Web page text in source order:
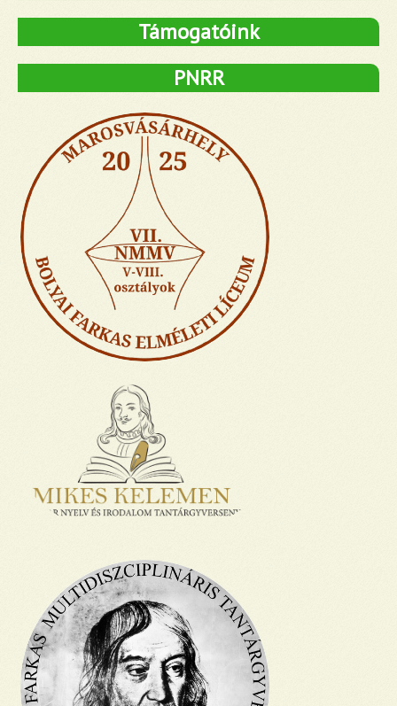
Támogatóink
PNRR